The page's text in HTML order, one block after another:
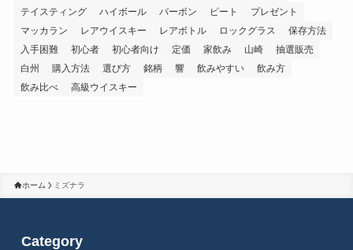
テイスティング
ハイボール バーボン ピート
プレゼント
マッカラン
レアウイスキー レアボトル ロックグラス
保存方法
入手困難
初心者 初心者向け 定価 家飲み 山崎
抽選販売
白州
購入方法 選び方 銘柄 響 飲みやすい
飲み方
飲み比べ
高級ウイスキー
ホーム ミズナラ
Category